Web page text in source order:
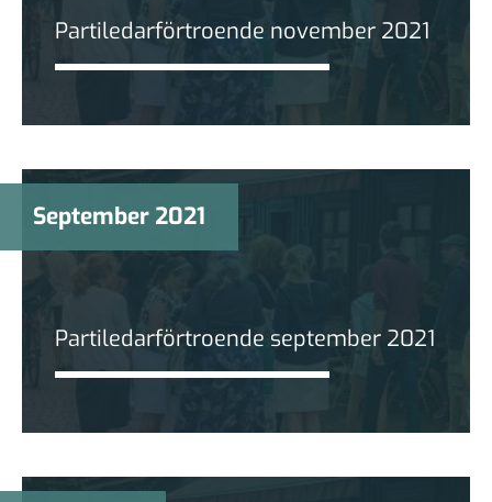
Partiledarförtroende november 2021
September 2021
Partiledarförtroende september 2021